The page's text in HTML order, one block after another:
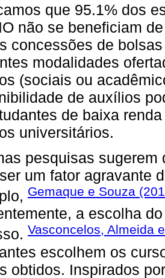
que 95.1% dos
não se beneficiam
concessões de
modalidades
(sociais ou
de auxílios
de baixa
universitários.
pesquisas
um fator agravante
Gemaque e Souza
a escolha
Vasconcelos, Almeida
escolhem os
obtidos. Inspirados